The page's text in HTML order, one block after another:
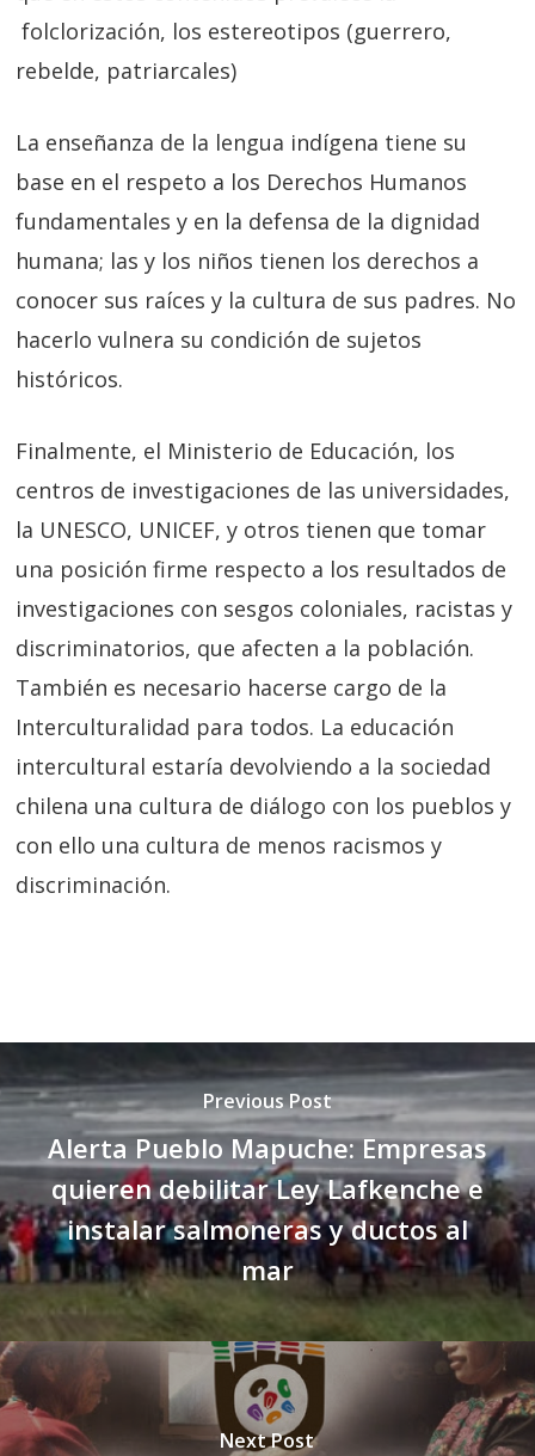
folclorización, los estereotipos (guerrero,
rebelde, patriarcales)
La enseñanza de la lengua indígena tiene su
base en el respeto a los Derechos Humanos
fundamentales y en la defensa de la dignidad
humana; las y los niños tienen los derechos a
conocer sus raíces y la cultura de sus padres. No
hacerlo vulnera su condición de sujetos
históricos.
Finalmente, el Ministerio de Educación, los
centros de investigaciones de las universidades,
la UNESCO, UNICEF, y otros tienen que tomar
una posición firme respecto a los resultados de
investigaciones con sesgos coloniales, racistas y
discriminatorios, que afecten a la población.
También es necesario hacerse cargo de la
Interculturalidad para todos. La educación
intercultural estaría devolviendo a la sociedad
chilena una cultura de diálogo con los pueblos y
con ello una cultura de menos racismos y
discriminación.
Previous Post
Alerta Pueblo Mapuche: Empresas
quieren debilitar Ley Lafkenche e
instalar salmoneras y ductos al
mar
Next Post